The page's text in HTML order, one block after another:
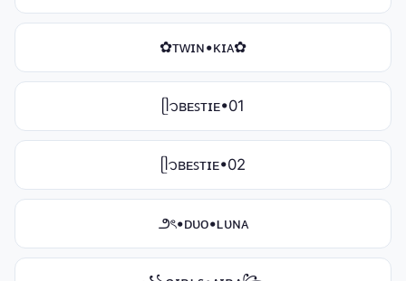
✿ᴛᴡɪɴ•ᴋɪᴀ✿
ᥫ᭡ʙᴇꜱᴛɪᴇ•01
ᥫ᭡ʙᴇꜱᴛɪᴇ•02
౨ৎ•ᴅᴜᴏ•ʟᴜɴᴀ